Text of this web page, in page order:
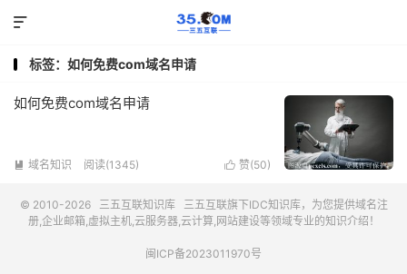

标签：如何免费com域名申请
如何免费com域名申请
 域名知识 阅读(1345)  赞(50)
© 2010-2026 三五互联知识库 三五互联旗下IDC知识库，为您提供域名注
册,企业邮箱,虚拟主机,云服务器,云计算,网站建设等领域专业的知识介绍！
闽ICP备2023011970号